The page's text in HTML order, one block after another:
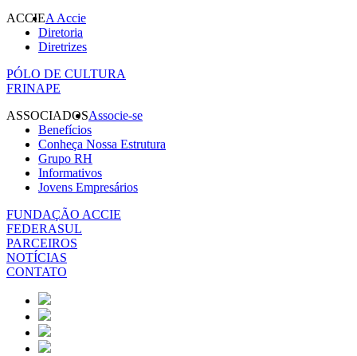
ACCIEA Accie
Diretoria
Diretrizes
PÓLO DE CULTURA
FRINAPE
ASSOCIADOSAssocie-se
Benefícios
Conheça Nossa Estrutura
Grupo RH
Informativos
Jovens Empresários
FUNDAÇÃO ACCIE
FEDERASUL
PARCEIROS
NOTÍCIAS
CONTATO